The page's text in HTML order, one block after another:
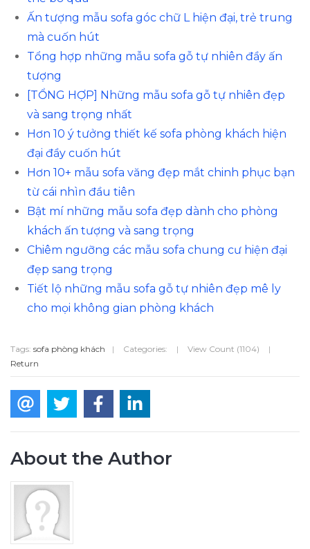
Ấn tượng mẫu sofa góc chữ L hiện đại, trẻ trung
mà cuốn hút
Tổng hợp những mẫu sofa gỗ tự nhiên đầy ấn
tượng
[TỔNG HỢP] Những mẫu sofa gỗ tự nhiên đẹp
và sang trọng nhất
Hơn 10 ý tưởng thiết kế sofa phòng khách hiện
đại đầy cuốn hút
Hơn 10+ mẫu sofa văng đẹp mắt chinh phục bạn
từ cái nhìn đầu tiên
Bật mí những mẫu sofa đẹp dành cho phòng
khách ấn tượng và sang trọng
Chiêm ngưỡng các mẫu sofa chung cư hiện đại
đẹp sang trọng
Tiết lộ những mẫu sofa gỗ tự nhiên đẹp mê ly
cho mọi không gian phòng khách
Tags: sofa phòng khách | Categories: | View Count (1104)
|
Return
About the Author